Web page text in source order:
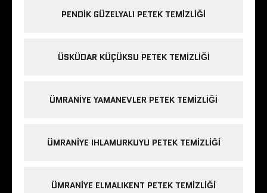
PENDIK GÜZELYALI PETEK TEMIZLIĞI
ÜSKÜDAR KÜÇÜKSU PETEK TEMIZLIĞI
ÜMRANIYE YAMANEVLER PETEK TEMIZLIĞI
ÜMRANIYE IHLAMURKUYU PETEK TEMIZLIĞI
ÜMRANIYE ELMALIKENT PETEK TEMIZLIĞI